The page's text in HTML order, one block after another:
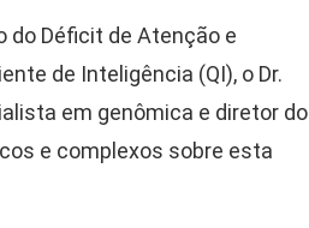
do Déficit de Atenção e
de Inteligência (QI), o Dr.
em genômica e diretor do
e complexos sobre esta